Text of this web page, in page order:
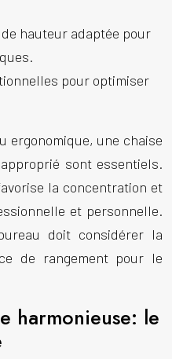
hauteur adaptée pour
pour optimiser
ergonomique, une chaise
sont essentiels.
la concentration et
et personnelle.
doit considérer la
de rangement pour le
harmonieuse: le